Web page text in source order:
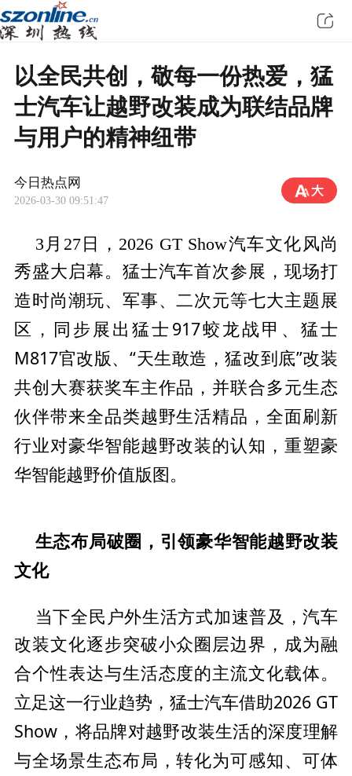
以全民共创，敬每一份热爱，猛
士汽车让越野改装成为联结品牌
与用户的精神纽带
今日热点网
2026-03-30 09:51:47
3月27日，2026 GT Show汽车文化风尚
秀盛大启幕。猛士汽车首次参展，现场打
造时尚潮玩、 军事、二次元等七大主题展
区，同步展出猛士917蛟龙战甲、猛士
M817官改版、“天生敢造，猛改到底”改装
共创大赛获奖车主作品，并联合多元生态
伙伴带来全品类越野生活精品，全面刷新
行业对豪华智能越野改装的认知，重塑豪
华智能越野价值版图。
生态布局破圈，引领豪华智能越野改装
文化
当下全民户外生活方式加速普及，汽车
改装文化逐步突破小众圈层边界，成为融
合个性表达与生活态度的主流文化载体。
立足这一行业趋势，猛士汽车借助2026 GT
Show，将品牌对越野改装生活的深度理解
与全场景生态布局，转化为可感知、可体